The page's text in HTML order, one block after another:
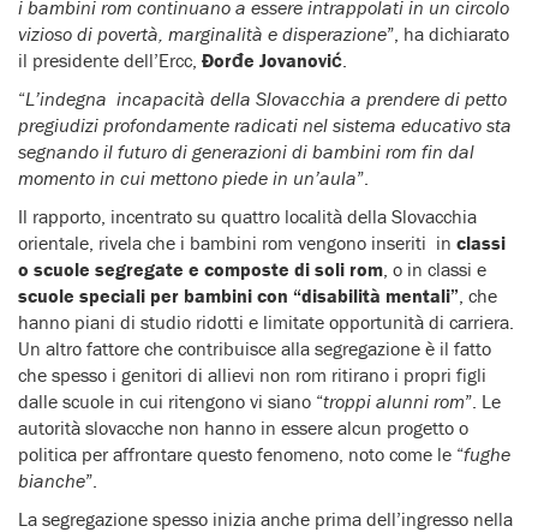
i bambini rom continuano a essere intrappolati in un circolo
vizioso di povertà, marginalità e disperazione”, ha dichiarato
il presidente dell’Ercc, Ðorđe Jovanović.
“L’indegna incapacità della Slovacchia a prendere di petto
pregiudizi profondamente radicati nel sistema educativo sta
segnando il futuro di generazioni di bambini rom fin dal
momento in cui mettono piede in un’aula”.
Il rapporto, incentrato su quattro località della Slovacchia
orientale, rivela che i bambini rom vengono inseriti in classi
o scuole segregate e composte di soli rom, o in classi e
scuole speciali per bambini con “disabilità mentali”, che
hanno piani di studio ridotti e limitate opportunità di carriera.
Un altro fattore che contribuisce alla segregazione è il fatto
che spesso i genitori di allievi non rom ritirano i propri figli
dalle scuole in cui ritengono vi siano “troppi alunni rom”. Le
autorità slovacche non hanno in essere alcun progetto o
politica per affrontare questo fenomeno, noto come le “fughe
bianche”.
La segregazione spesso inizia anche prima dell’ingresso nella